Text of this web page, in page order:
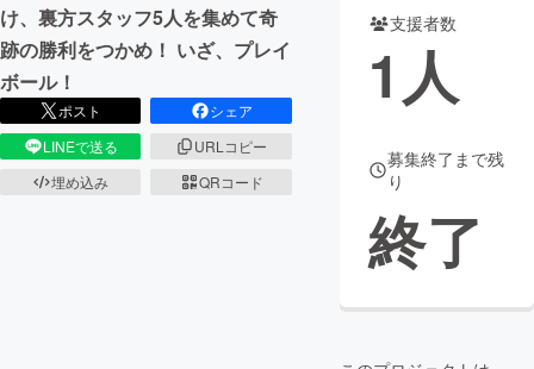
CAMPFIRE for Social Good
CAMPFIRE Creation
CAMPFIREふるさと納税
machi-ya コミュニティ
け、裏方スタッフ5人を集めて奇
跡の勝利をつかめ！ いざ、プレイ
ボール！
ポスト
シェア
LINEで送る
URLコピー
埋め込み
QRコード
支援者数
1人
募集終了まで残
り
終了